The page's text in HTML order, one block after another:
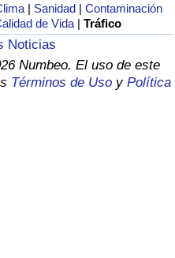
| Sanidad |Contaminación
de Vida |Tráfico
Noticias
Numbeo. El uso de este
Términos de Uso y Política